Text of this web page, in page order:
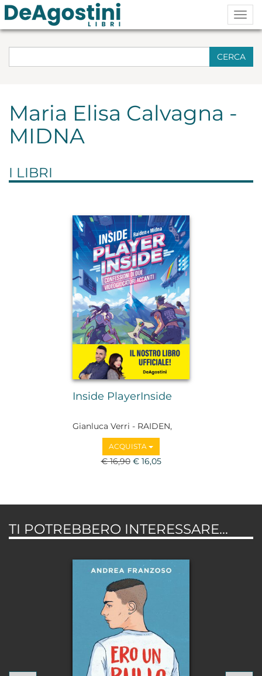
CERCA
Maria Elisa Calvagna -
MIDNA
I LIBRI
Inside PlayerInside
Gianluca Verri - RAIDEN,
Maria Elisa Calvagna -
ACQUISTA
€ 16,90 € 16,05
TI POTREBBERO INTERESSARE...